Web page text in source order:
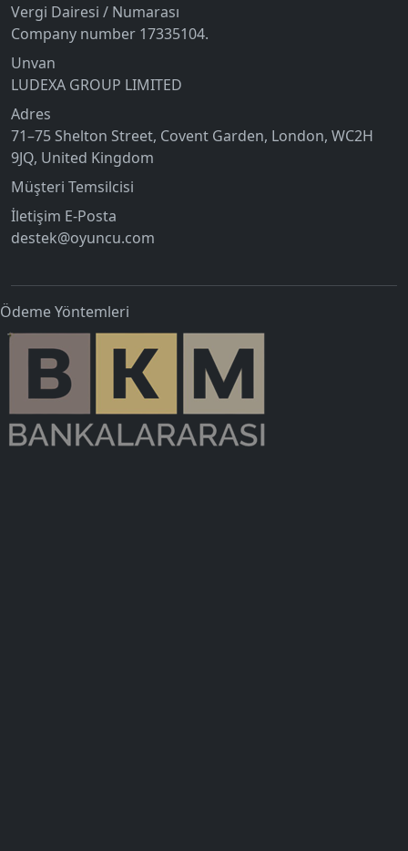
Vergi Dairesi / Numarası
Company number 17335104.
Unvan
LUDEXA GROUP LIMITED
Adres
71–75 Shelton Street, Covent Garden, London, WC2H
9JQ, United Kingdom
Müşteri Temsilcisi
İletişim E-Posta
destek@oyuncu.com
Ödeme Yöntemleri